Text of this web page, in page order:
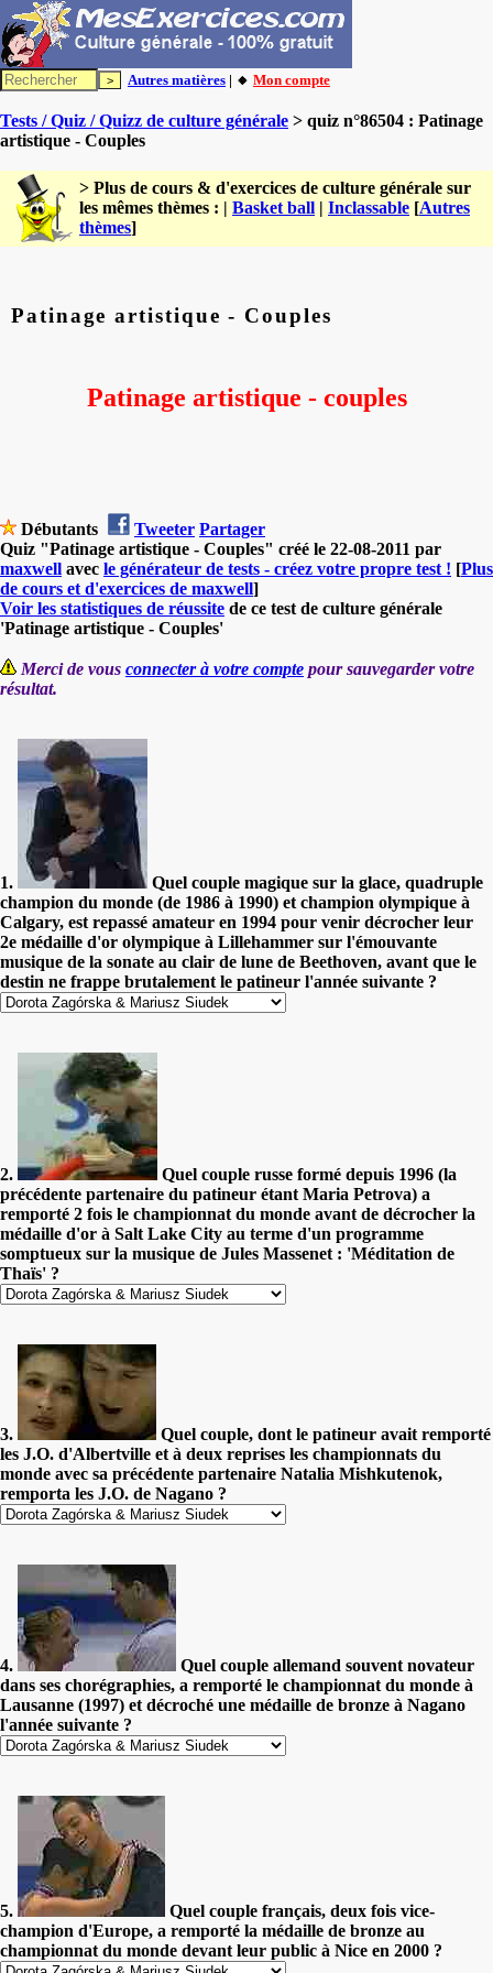
Autres matières | 🔸 Mon compte
Tests / Quiz / Quizz de culture générale > quiz n°86504 : Patinage
artistique - Couples
> Plus de cours & d'exercices de culture générale sur
les mêmes thèmes : | Basket ball | Inclassable [Autres
thèmes]
Patinage artistique - Couples
Patinage artistique - couples
Débutants Tweeter Partager
Quiz "Patinage artistique - Couples" créé le 22-08-2011 par
maxwell avec le générateur de tests - créez votre propre test ! [Plus
de cours et d'exercices de maxwell]
Voir les statistiques de réussite de ce test de culture générale
'Patinage artistique - Couples'
Merci de vous connecter à votre compte pour sauvegarder votre
résultat.
1.
Quel couple magique sur la glace, quadruple
champion du monde (de 1986 à 1990) et champion olympique à
Calgary, est repassé amateur en 1994 pour venir décrocher leur
2e médaille d'or olympique à Lillehammer sur l'émouvante
musique de la sonate au clair de lune de Beethoven, avant que le
destin ne frappe brutalement le patineur l'année suivante ?
2.
Quel couple russe formé depuis 1996 (la
précédente partenaire du patineur étant Maria Petrova) a
remporté 2 fois le championnat du monde avant de décrocher la
médaille d'or à Salt Lake City au terme d'un programme
somptueux sur la musique de Jules Massenet : 'Méditation de
Thaïs' ?
3.
Quel couple, dont le patineur avait remporté
les J.O. d'Albertville et à deux reprises les championnats du
monde avec sa précédente partenaire Natalia Mishkutenok,
remporta les J.O. de Nagano ?
4.
Quel couple allemand souvent novateur
dans ses chorégraphies, a remporté le championnat du monde à
Lausanne (1997) et décroché une médaille de bronze à Nagano
l'année suivante ?
5.
Quel couple français, deux fois vice-
champion d'Europe, a remporté la médaille de bronze au
championnat du monde devant leur public à Nice en 2000 ?